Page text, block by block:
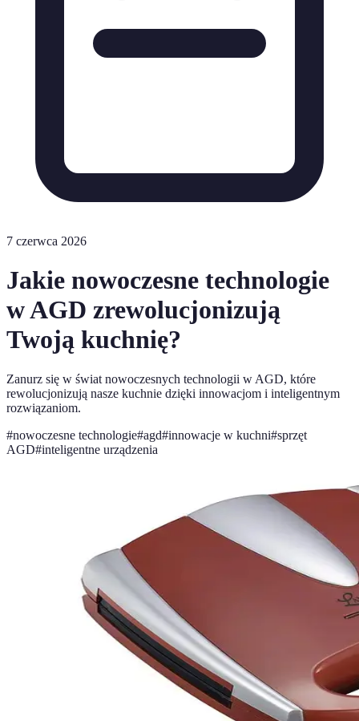
7 czerwca 2026
Jakie nowoczesne technologie
w AGD zrewolucjonizują
Twoją kuchnię?
Zanurz się w świat nowoczesnych technologii w AGD, które
rewolucjonizują nasze kuchnie dzięki innowacjom i inteligentnym
rozwiązaniom.
#nowoczesne technologie#agd#innowacje w kuchni#sprzęt
AGD#inteligentne urządzenia